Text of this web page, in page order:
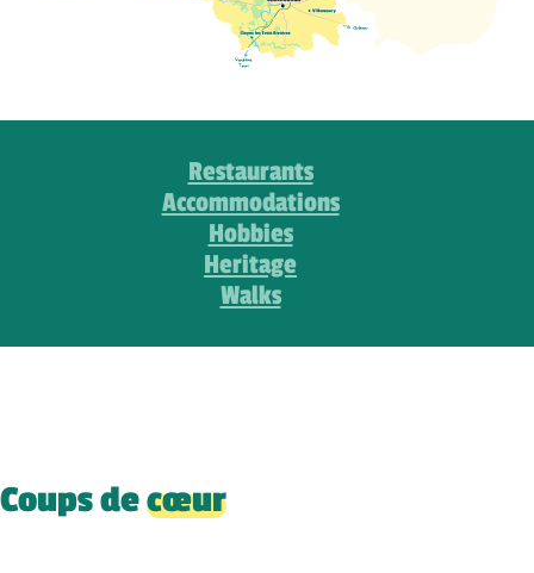
Restaurants
Accommodations
Hobbies
Heritage
Walks
Coups decœur